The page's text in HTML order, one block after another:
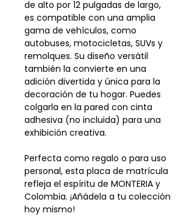
de alto por 12 pulgadas de largo,
es compatible con una amplia
gama de vehículos, como
autobuses, motocicletas, SUVs y
remolques. Su diseño versátil
también la convierte en una
adición divertida y única para la
decoración de tu hogar. Puedes
colgarla en la pared con cinta
adhesiva (no incluida) para una
exhibición creativa.
Perfecta como regalo o para uso
personal, esta placa de matrícula
refleja el espíritu de MONTERIA y
Colombia. ¡Añádela a tu colección
hoy mismo!